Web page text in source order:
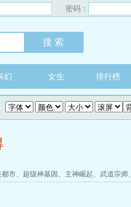
密码：
幻 女生 排行榜
都市、 超级神基因、 主神崛起、 武道宗师、